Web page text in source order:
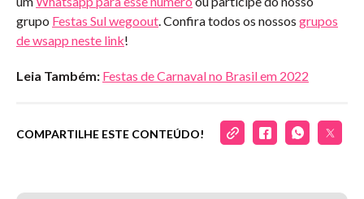
grupo Festas Sul wegoout. Confira todos os nossos grupos
de wsapp neste link!
Leia Também: Festas de Carnaval no Brasil em 2022
COMPARTILHE ESTE CONTEÚDO!